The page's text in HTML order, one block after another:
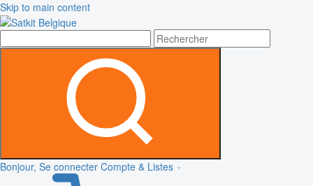
Skip to main content
Bonjour, Se connecter Compte & Listes